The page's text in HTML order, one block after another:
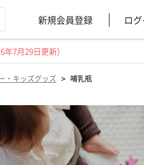
新規会員登録 ロ
7月29日更新）
・キッズグッズ > 哺乳瓶